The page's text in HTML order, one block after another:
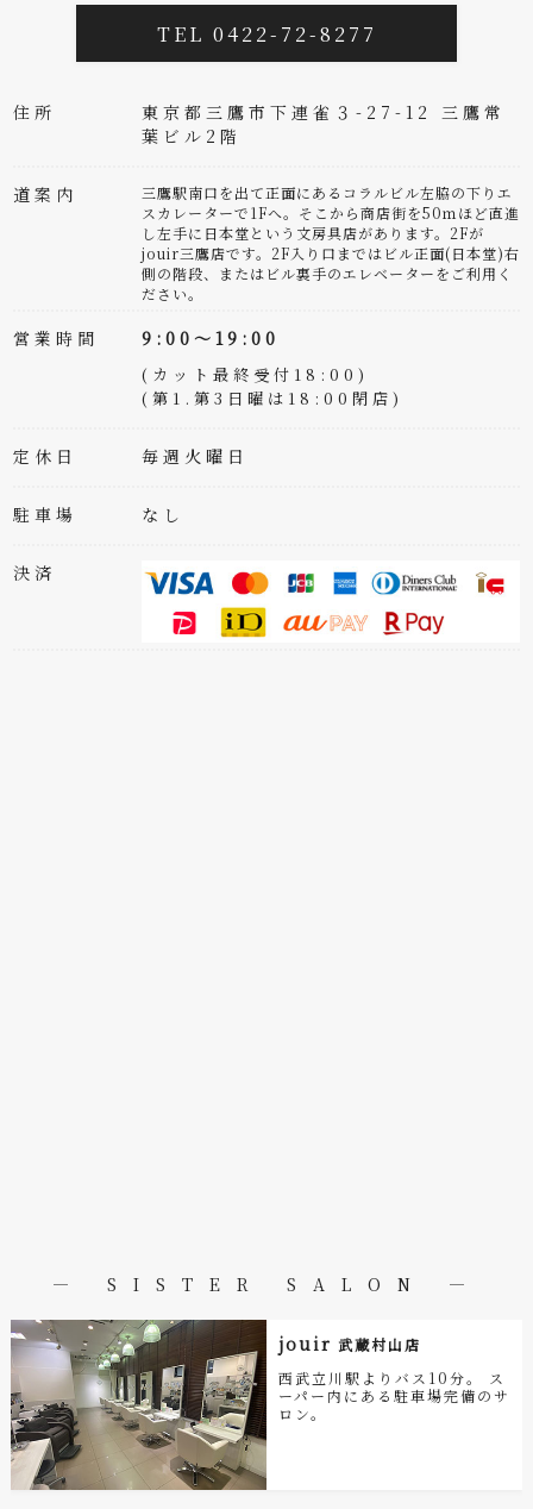
TEL 0422-72-8277
住所
東京都三鷹市下連雀３-27-12 三鷹常
葉ビル2階
道案内
三鷹駅南口を出て正面にあるコラルビル左脇の下りエ
スカレーターで1Fへ。そこから商店街を50ｍほど直進
し左手に日本堂という文房具店があります。2Fが
jouir三鷹店です。2F入り口まではビル正面(日本堂)右
側の階段、またはビル裏手のエレベーターをご利用く
ださい。
営業時間 9:00～19:00
(カット最終受付18:00)
(第1.第3日曜は18:00閉店)
定休日 毎週火曜日
駐車場 なし
決済
― SISTER SALON ―
jouir 武蔵村山店
西武立川駅よりバス10分。 ス
ーパー内にある駐車場完備のサ
ロン。